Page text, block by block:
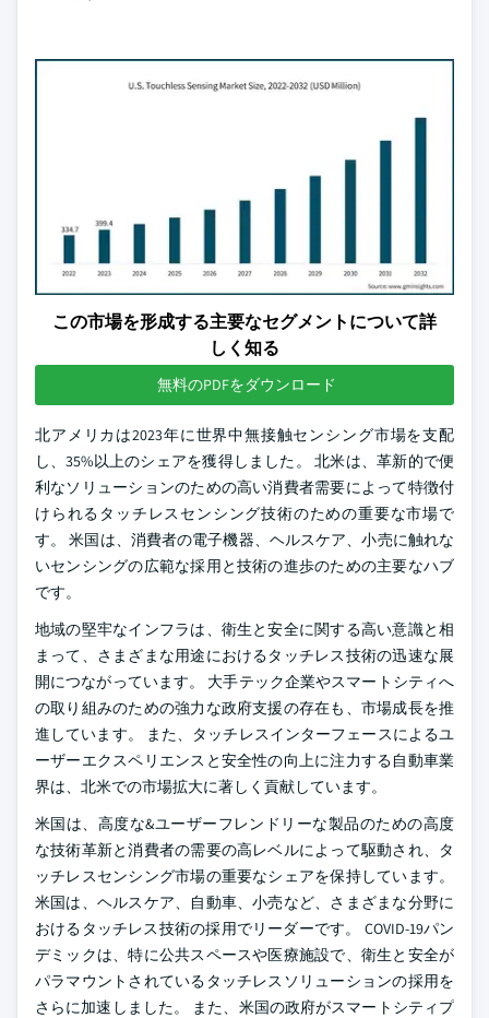
この市場を形成する主要なセグメントについて詳
しく知る
無料のPDFをダウンロード
北アメリカは2023年に世界中無接触センシング市場を支配
し、35%以上のシェアを獲得しました。 北米は、革新的で便
利なソリューションのための高い消費者需要によって特徴付
けられるタッチレスセンシング技術のための重要な市場で
す。 米国は、消費者の電子機器、ヘルスケア、小売に触れな
いセンシングの広範な採用と技術の進歩のための主要なハブ
です。
地域の堅牢なインフラは、衛生と安全に関する高い意識と相
まって、さまざまな用途におけるタッチレス技術の迅速な展
開につながっています。 大手テック企業やスマートシティへ
の取り組みのための強力な政府支援の存在も、市場成長を推
進しています。 また、タッチレスインターフェースによるユ
ーザーエクスペリエンスと安全性の向上に注力する自動車業
界は、北米での市場拡大に著しく貢献しています。
米国は、高度な&ユーザーフレンドリーな製品のための高度
な技術革新と消費者の需要の高レベルによって駆動され、タ
ッチレスセンシング市場の重要なシェアを保持しています。
米国は、ヘルスケア、自動車、小売など、さまざまな分野に
おけるタッチレス技術の採用でリーダーです。 COVID-19パン
デミックは、特に公共スペースや医療施設で、衛生と安全が
パラマウントされているタッチレスソリューションの採用を
さらに加速しました。 また、米国の政府がスマートシティプ